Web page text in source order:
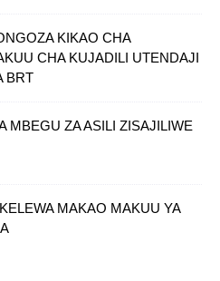
KIKAO CHA
CHA KUJADILI UTENDAJI
BRT
MBEGU ZA ASILI ZISAJILIWE
MAKAO MAKUU YA